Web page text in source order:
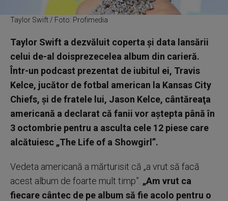
Taylor Swift / Foto: Profimedia
Taylor Swift a dezvăluit coperta şi data lansării
celui de-al doisprezecelea album din carieră.
Într-un podcast prezentat de iubitul ei, Travis
Kelce, jucător de fotbal american la Kansas City
Chiefs, şi de fratele lui, Jason Kelce, cântăreaţa
americană a declarat că fanii vor aştepta până în
3 octombrie pentru a asculta cele 12 piese care
alcătuiesc „The Life of a Showgirl”.
Vedeta americană a mărturisit că „a vrut să facă
acest album de foarte mult timp”. „Am vrut ca
fiecare cântec de pe album să fie acolo pentru o